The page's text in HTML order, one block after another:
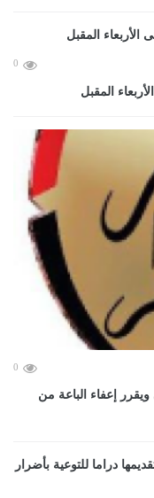
0
0
إعفاء الباعة من